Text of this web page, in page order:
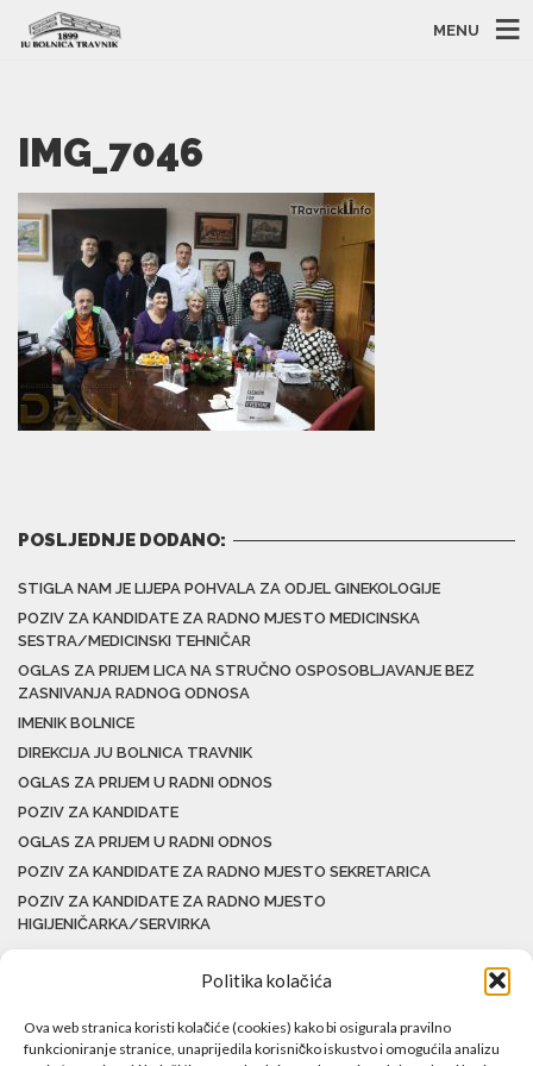
Politika kolačića
Ova web stranica koristi kolačiće (cookies) kako bi osigurala pravilno
funkcioniranje stranice, unaprijedila korisničko iskustvo i omogućila analizu
MENU
IMG_7046
POSLJEDNJE DODANO:
STIGLA NAM JE LIJEPA POHVALA ZA ODJEL GINEKOLOGIJE
POZIV ZA KANDIDATE ZA RADNO MJESTO MEDICINSKA
SESTRA/MEDICINSKI TEHNIČAR
OGLAS ZA PRIJEM LICA NA STRUČNO OSPOSOBLJAVANJE BEZ
ZASNIVANJA RADNOG ODNOSA
IMENIK BOLNICE
DIREKCIJA JU BOLNICA TRAVNIK
OGLAS ZA PRIJEM U RADNI ODNOS
POZIV ZA KANDIDATE
OGLAS ZA PRIJEM U RADNI ODNOS
POZIV ZA KANDIDATE ZA RADNO MJESTO SEKRETARICA
POZIV ZA KANDIDATE ZA RADNO MJESTO
HIGIJENIČARKA/SERVIRKA